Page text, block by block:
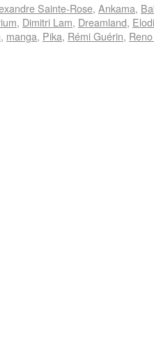
Sainte-Rose, Ankama,
, Dimitri Lam, Dreamland,
, manga, Pika, Rémi Guérin,